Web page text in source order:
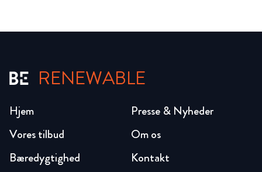
RENEWABLE
Hjem
Vores tilbud
Bæredygtighed
Presse & Nyheder
Om os
Kontakt